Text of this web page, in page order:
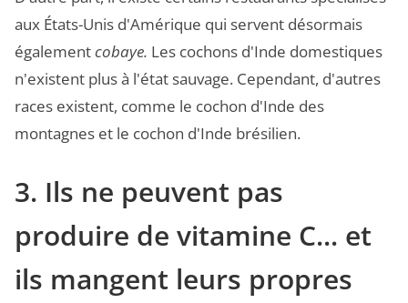
aux États-Unis d'Amérique qui servent désormais
égalementcobaye. Les cochons d'Inde domestiques
n'existent plus à l'état sauvage. Cependant, d'autres
races existent, comme le cochon d'Inde des
montagnes et le cochon d'Inde brésilien.
3. Ils ne peuvent pas
produire de vitamine C... et
ils mangent leurs propres